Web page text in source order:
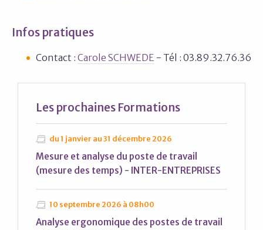
Infos pratiques
Contact : Carole SCHWEDE - Tél : 03.89.32.76.36
Les prochaines Formations
du 1 janvier au 31 décembre 2026
Mesure et analyse du poste de travail
(mesure des temps) - INTER-ENTREPRISES
10 septembre 2026 à 08h00
Analyse ergonomique des postes de travail